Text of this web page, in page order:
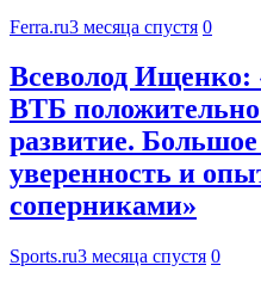
Ferra.ru3 месяца спустя 0
Всеволод Ищенко:
ВТБ
развитие.
уверенность и
соперниками»
Sports.ru3 месяца спустя 0